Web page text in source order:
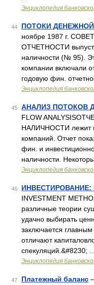
Энциклопедия
44 ПОТОКИ
ноябре 1987 г.
ОТЧЕТНОСТИ
наличности (№ 95).
компании включали
годовую фин.
Энциклопедия
45 АНАЛИЗ ПОТОКОВ
FLOW
НАЛИЧНОСТИ лежит в
компаний. Отчет
фин. и
наличности.
Энциклопедия
46
INVESTMENT
различные теории
удачно выбирать
заключается
отличают
спекуляций.&#8230; …
Энциклопедия
47 Платежный баланс